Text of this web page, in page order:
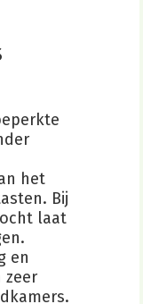
het
Bij
laat
en
zeer